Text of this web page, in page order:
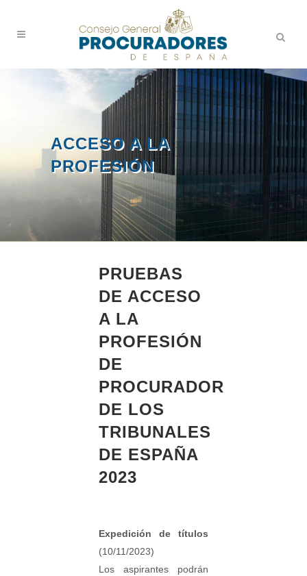
ACCESO A LA
PROFESIÓN
PRUEBAS
DE ACCESO
A LA
PROFESIÓN
DE
PROCURADOR
DE LOS
TRIBUNALES
DE ESPAÑA
2023
Expedición de títulos
(10/11/2023)
Los aspirantes podrán